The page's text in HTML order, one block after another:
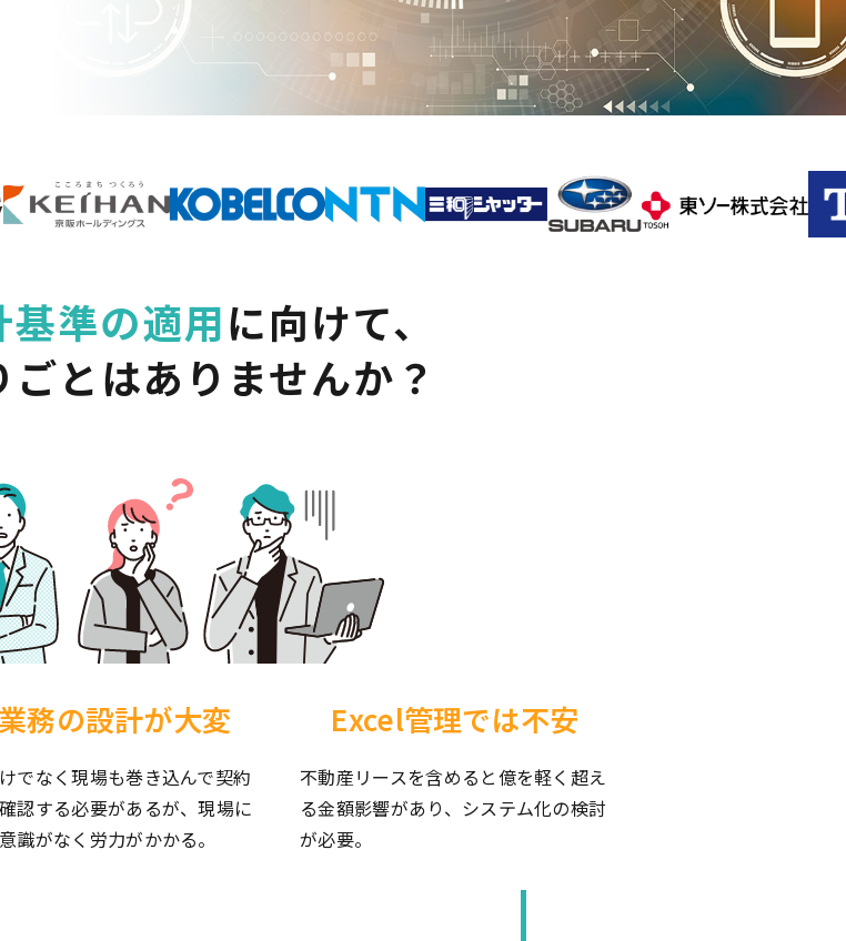
準の適用に向けて、
とはありませんか？
務の設計が大変
でなく現場も巻き込んで契約
認する必要があるが、現場に
識がなく労力がかかる。
Excel管理では不安
不動産リースを含めると億を軽く超え
る金額影響があり、システム化の検討
が必要。